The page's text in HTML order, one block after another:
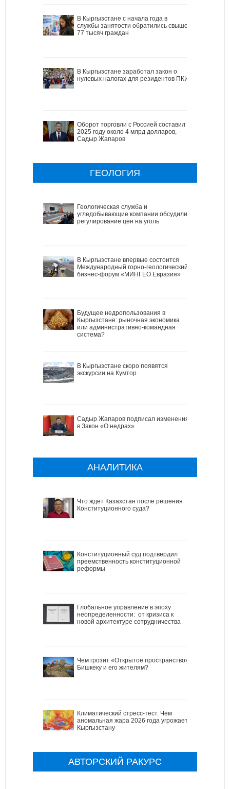
В Кыргызстане с начала года в
службы занятости обратились свыше
77 тысяч граждан
В Кыргызстане заработал закон о
нулевых налогах для резидентов ПКИ
Оборот торговли с Россией составил в
2025 году около 4 млрд долларов, -
Садыр Жапаров
ГЕОЛОГИЯ
Геологическая служба и
угледобывающие компании обсудили
регулирование цен на уголь
В Кыргызстане впервые состоится
Международный горно-геологический
бизнес-форум «МИНГЕО Евразия»
Будущее недропользования в
Кыргызстане: рыночная экономика
или административно-командная
система?
В Кыргызстане скоро появятся
экскурсии на Кумтор
Садыр Жапаров подписал изменения
в Закон «О недрах»
АНАЛИТИКА
Что ждет Казахстан после решения
Конституционного суда?
Конституционный суд подтвердил
преемственность конституционной
реформы
Глобальное управление в эпоху
неопределенности: от кризиса к
новой архитектуре сотрудничества
Чем грозит «Открытое пространство»
Бишкеку и его жителям?
Климатический стресс-тест. Чем
аномальная жара 2026 года угрожает
Кыргызстану
АВТОРСКИЙ РАКУРС